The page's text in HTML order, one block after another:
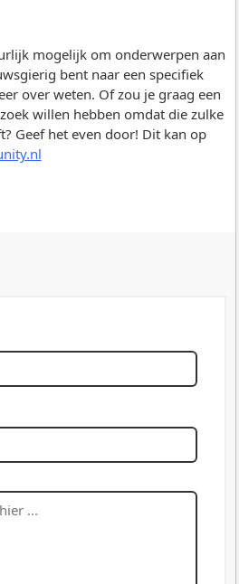
mogelijk om onderwerpen aan
bent naar een specifiek
over weten. Of zou je graag een
willen hebben omdat die zulke
Geef het even door! Dit kan op